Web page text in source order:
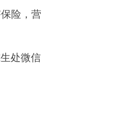
险，营
处微信